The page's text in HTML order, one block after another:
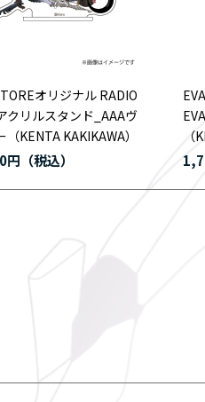
オリジナル RADIO
クリルスタンド_AAAヴ
（KENTA KAKIKAWA）
円